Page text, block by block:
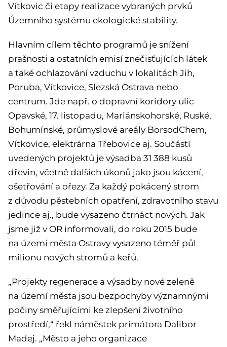
Vítkovic či etapy realizace vybraných prvků
Územního systému ekologické stability.
Hlavním cílem těchto programů je snížení
prašnosti a ostatních emisí znečisťujících látek
a také ochlazování vzduchu v lokalitách Jih,
Poruba, Vítkovice, Slezská Ostrava nebo
centrum. Jde např. o dopravní koridory ulic
Opavské, 17. listopadu, Mariánskohorské, Ruské,
Bohumínské, průmyslové areály BorsodChem,
Vítkovice, elektrárna Třebovice aj. Součástí
uvedených projektů je výsadba 31 388 kusů
dřevin, včetně dalších úkonů jako jsou kácení,
ošetřování a ořezy. Za každý pokácený strom
z důvodu pěstebních opatření, zdravotního stavu
jedince aj., bude vysazeno čtrnáct nových. Jak
jsme již v OR informovali, do roku 2015 bude
na území města Ostravy vysazeno téměř půl
milionu nových stromů a keřů.
„Projekty regenerace a výsadby nové zeleně
na území města jsou bezpochyby významnými
počiny směřujícími ke zlepšení životního
prostředí,“ řekl náměstek primátora Dalibor
Madej. „Město a jeho organizace